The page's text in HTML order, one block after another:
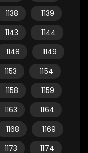
1138
1139
1143
1144
1148
1149
1153
1154
1158
1159
1163
1164
1168
1169
1173
1174